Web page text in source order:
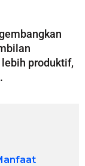
produktif,